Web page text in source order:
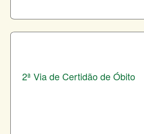
2ª Via de Certidão de Óbito